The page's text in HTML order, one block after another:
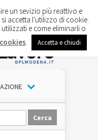
un sevizio più reattivo e
accetta l'utilizzo di cookie.
e come eliminarli o
Accetta e chiudi